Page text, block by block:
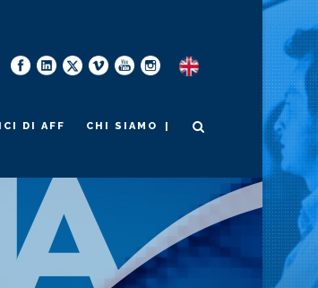
DI AFF CHI SIAMO |